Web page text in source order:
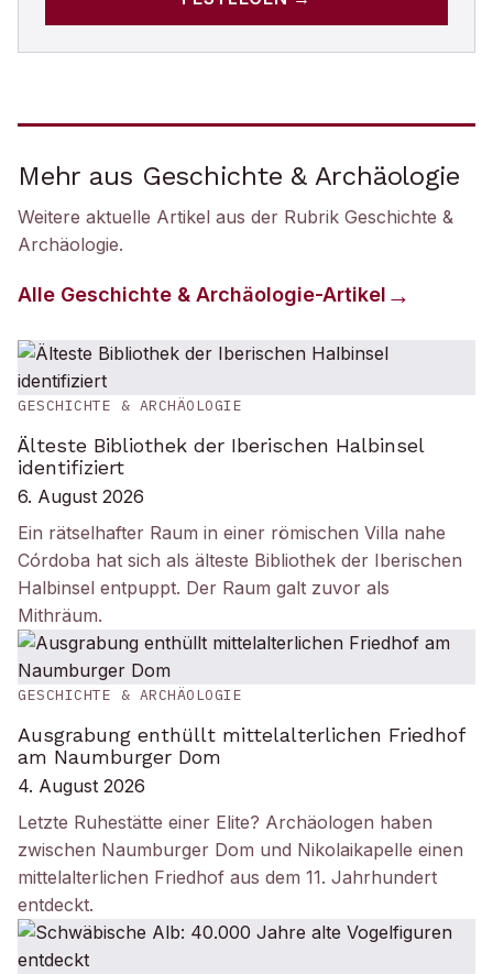
Mehr aus Geschichte & Archäologie
Weitere aktuelle Artikel aus der Rubrik Geschichte &
Archäologie.
Alle Geschichte & Archäologie-Artikel
GESCHICHTE & ARCHÄOLOGIE
Älteste Bibliothek der Iberischen Halbinsel
identifiziert
6. August 2026
Ein rätselhafter Raum in einer römischen Villa nahe
Córdoba hat sich als älteste Bibliothek der Iberischen
Halbinsel entpuppt. Der Raum galt zuvor als
Mithräum.
GESCHICHTE & ARCHÄOLOGIE
Ausgrabung enthüllt mittelalterlichen Friedhof
am Naumburger Dom
4. August 2026
Letzte Ruhestätte einer Elite? Archäologen haben
zwischen Naumburger Dom und Nikolaikapelle einen
mittelalterlichen Friedhof aus dem 11. Jahrhundert
entdeckt.